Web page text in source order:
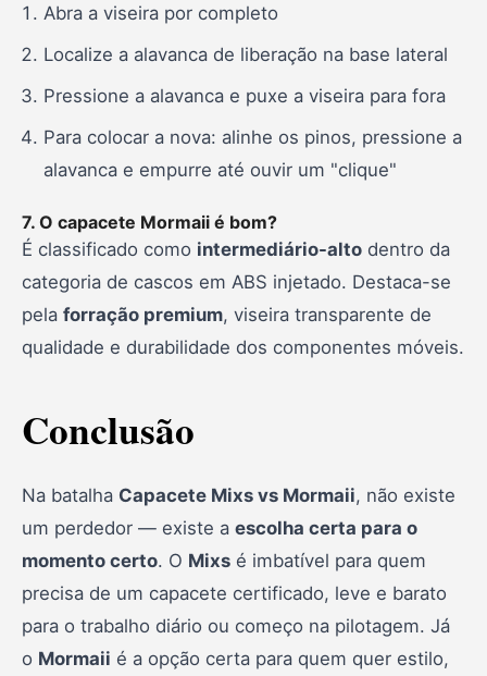
Abra a viseira por completo
Localize a alavanca de liberação na base lateral
Pressione a alavanca e puxe a viseira para fora
Para colocar a nova: alinhe os pinos, pressione a
alavanca e empurre até ouvir um "clique"
7. O capacete Mormaii é bom?
É classificado como intermediário-alto dentro da
categoria de cascos em ABS injetado. Destaca-se
pela forração premium, viseira transparente de
qualidade e durabilidade dos componentes móveis.
Conclusão
Na batalha Capacete Mixs vs Mormaii, não existe
um perdedor — existe a escolha certa para o
momento certo. O Mixs é imbatível para quem
precisa de um capacete certificado, leve e barato
para o trabalho diário ou começo na pilotagem. Já
o Mormaii é a opção certa para quem quer estilo,